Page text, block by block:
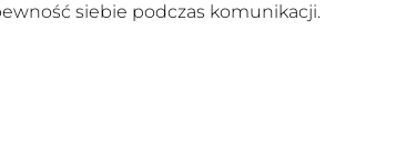
siebie podczas komunikacji.